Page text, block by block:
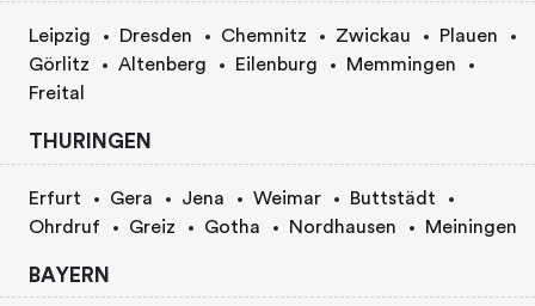
Leipzig Dresden Chemnitz Zwickau
Plauen
Görlitz
Altenberg Eilenburg
Memmingen
Freital
THURINGEN
Erfurt Gera Jena Weimar
Buttstädt
Ohrdruf
Greiz Gotha Nordhausen Meiningen
BAYERN